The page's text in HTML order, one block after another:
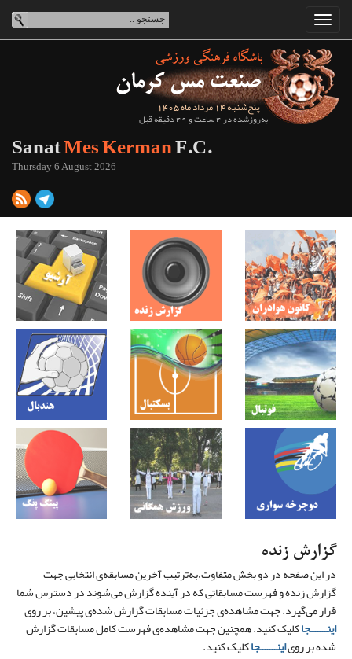
پنج‌شنبه 14 مرداد ماه 1405
به‌روزشده در 4 ساعت و 49 دقیقه قبل
SanatMes KermanF.C.
Thursday 6 August 2026
گزارش زنده
در این صفحه در دو بخش متفاوت،به‌ترتیب آخرین مسابقه‌ی انتخابی جهت
گزارش زنده و فهرست مسابقاتی که در آینده گزارش می‌شوند در دسترس شما
قرار می‌گیرد. جهت مشاهده‌ی جزئیات مسابقات گزارش شده‌ی پیشین، بر روی
اینـــــــجاکلیک کنید. همچنین جهت مشاهده‌ی فهرست کامل مسابقات گزارش
شده بر رویاینـــــــجاکلیک کنید.